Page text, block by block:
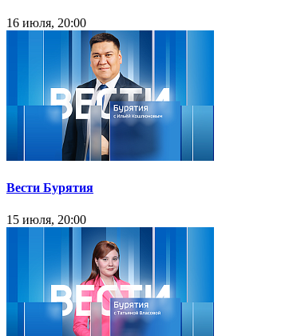
16 июля, 20:00
Вести Бурятия
15 июля, 20:00